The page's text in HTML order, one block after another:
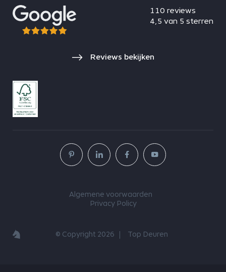
110 reviews
4,5 van 5 sterren
Reviews bekijken
© Copyright 2026 Top Deuren
Algemene voorwaarden
Privacy Policy